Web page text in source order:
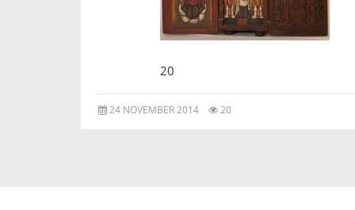
20
24 NOVEMBER 2014 20